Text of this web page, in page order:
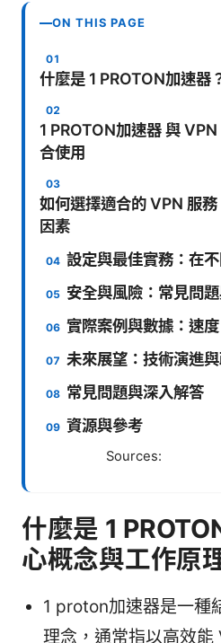
ON THIS PAGE
什麼是 1 PROTON加速器
1 PROTON加速器 與
合使用
如何選擇適合的 VPN 服
因素
設定與最佳實務：在
安全與風險：常見問
實際案例與數據：速
未來展望：技術演進
常見問題與深入解答
資源與參考
Sources:
什麼是 1
心概念與工作原
1 proton加速器是一種
理念，通常指以高效